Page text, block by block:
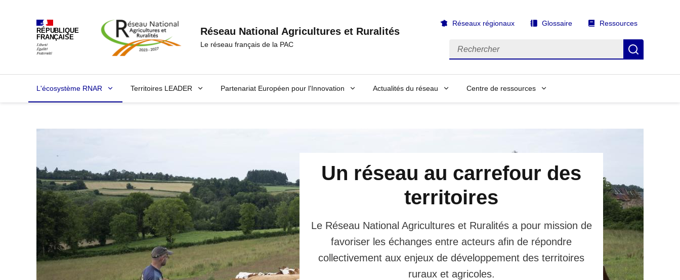
RÉPUBLIQUE
FRANÇAISE
Réseau National Agricultures et Ruralités
Le réseau français de la PAC
Réseaux régionaux Glossaire Ressources
Rechercher
L'écosystème RNAR Territoires LEADER Partenariat Européen pour l'Innovation Actualités du réseau Centre de ressources
Un réseau au carrefour des
territoires
Le Réseau National Agricultures et Ruralités a pour mission de
favoriser les échanges entre acteurs afin de répondre
collectivement aux enjeux de développement des territoires
ruraux et agricoles.